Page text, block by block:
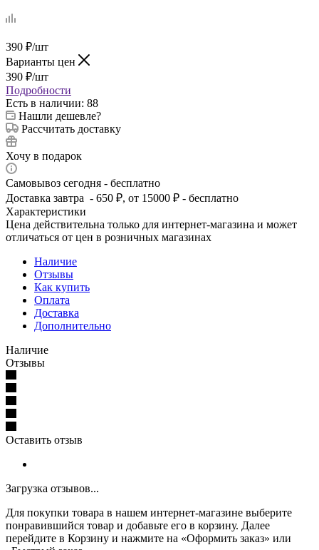
390 ₽/шт
Варианты цен
390 ₽/шт
Подробности
Есть в наличии: 88
Нашли дешевле?
Рассчитать доставку
Хочу в подарок
Самовывоз сегодня - бесплатно
Доставка завтра - 650 ₽, от 15000 ₽ - бесплатно
Характеристики
Цена действительна только для интернет-магазина и может
отличаться от цен в розничных магазинах
Наличие
Отзывы
Как купить
Оплата
Доставка
Дополнительно
Наличие
Отзывы
Оставить отзыв
Загрузка отзывов...
Для покупки товара в нашем интернет-магазине выберите
понравившийся товар и добавьте его в корзину. Далее
перейдите в Корзину и нажмите на «Оформить заказ» или